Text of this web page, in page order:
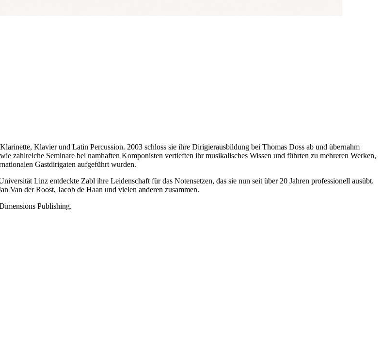
Klavier und Latin Percussion. 2003 schloss sie ihre Dirigierausbildung bei Thomas Doss ab und übernahm
zahlreiche Seminare bei namhaften Komponisten vertieften ihr musikalisches Wissen und führten zu mehreren Werken,
Gastdirigaten aufgeführt wurden.
Linz entdeckte Zabl ihre Leidenschaft für das Notensetzen, das sie nun seit über 20 Jahren professionell ausübt.
Van der Roost, Jacob de Haan und vielen anderen zusammen.
Publishing.